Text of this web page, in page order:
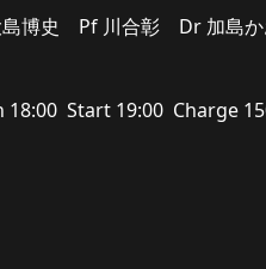
島博史 Pf 川合彰 Dr 加島
18:00 Start 19:00 Charge